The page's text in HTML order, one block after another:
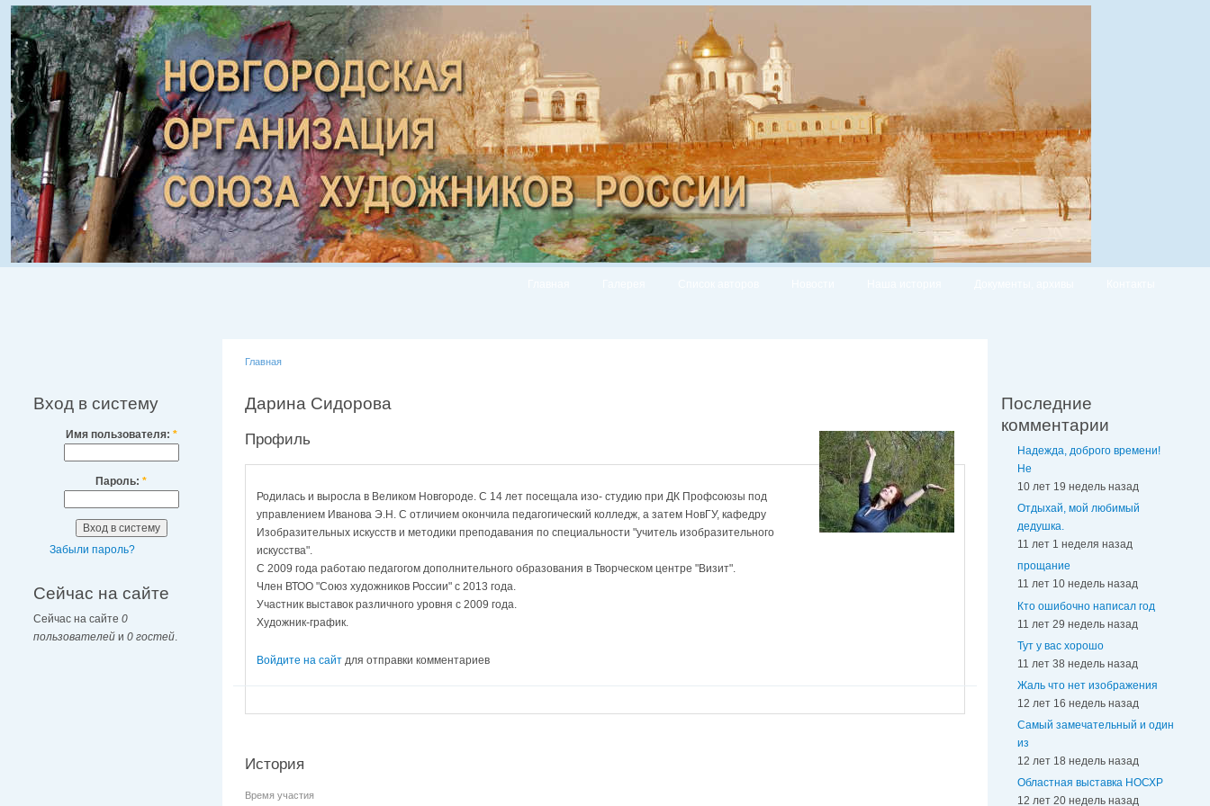
Вход в систему
Имя пользователя: *
Пароль: *
Забыли пароль?
Сейчас на сайте
Сейчас на сайте 0
пользователей и 0 гостей
Главная
Дарина Сидорова
Профиль
Родилась и выросла в Великом Новгороде. С 14 лет посещала изо- студию при ДК Профсоюзы под
управлением Иванова Э.Н. С отличием окончила педагогический колледж, а затем НовГУ, кафедру
Изобразительных искусств и методики преподавания по специальности "учитель изобразительного
искусства".
С 2009 года работаю педагогом дополнительного образования в Творческом центре "Визит".
Член ВТОО "Союз художников России" с 2013 года.
Участник выставок различного уровня с 2009 года.
Художник-график.
Войдите на сайт для отправки комментариев
История
Время участия
Последние
комментарии
Надежда, доброго времени!
Не
10 лет 19 недель назад
Отдыхай, мой любимый
дедушка.
11 лет 1 неделя назад
прощание
11 лет 10 недель назад
Кто ошибочно написал год
11 лет 29 недель назад
Тут у вас хорошо
11 лет 38 недель назад
Жаль что нет изображения
12 лет 16 недель назад
Самый замечательный и один
из
12 лет 18 недель назад
Областная выставка НОСХР
12 лет 20 недель назад